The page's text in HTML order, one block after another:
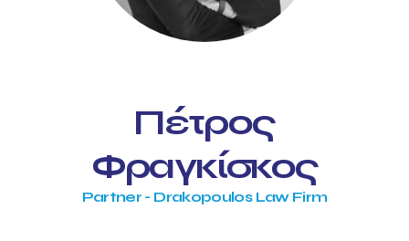
Πέτρος
Φραγκίσκος
Partner - Drakopoulos Law Firm